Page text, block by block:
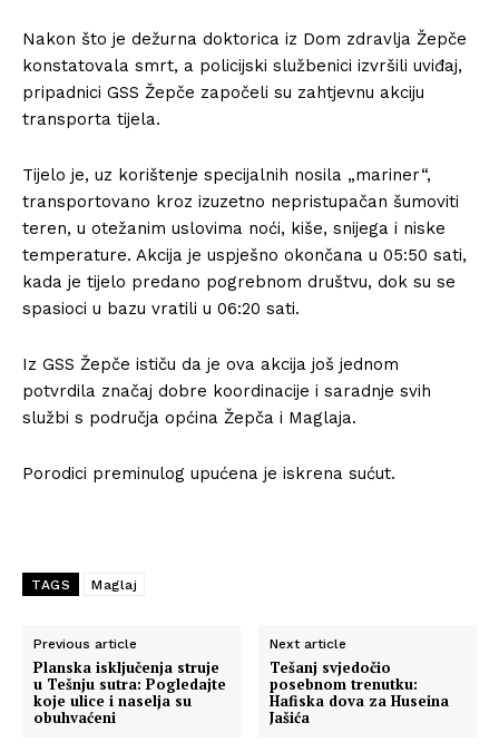
Nakon što je dežurna doktorica iz Dom zdravlja Žepče
konstatovala smrt, a policijski službenici izvršili uviđaj,
pripadnici GSS Žepče započeli su zahtjevnu akciju
transporta tijela.
Tijelo je, uz korištenje specijalnih nosila „mariner“,
transportovano kroz izuzetno nepristupačan šumoviti
teren, u otežanim uslovima noći, kiše, snijega i niske
temperature. Akcija je uspješno okončana u 05:50 sati,
kada je tijelo predano pogrebnom društvu, dok su se
spasioci u bazu vratili u 06:20 sati.
Iz GSS Žepče ističu da je ova akcija još jednom
potvrdila značaj dobre koordinacije i saradnje svih
službi s područja općina Žepča i Maglaja.
Porodici preminulog upućena je iskrena sućut.
TAGS Maglaj
Previous article
Planska isključenja struje
u Tešnju sutra: Pogledajte
koje ulice i naselja su
obuhvaćeni
Next article
Tešanj svjedočio
posebnom trenutku:
Hafiska dova za Huseina
Jašića